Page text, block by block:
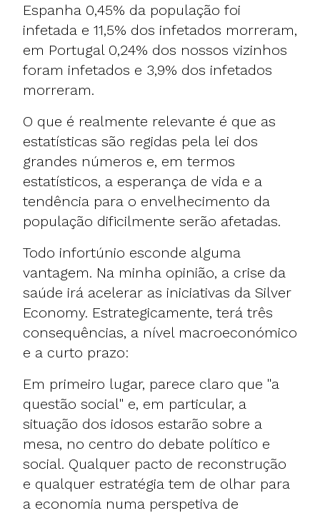
Espanha 0,45% da população foi
infetada e 11,5% dos infetados morreram,
em Portugal 0,24% dos nossos vizinhos
foram infetados e 3,9% dos infetados
morreram.
O que é realmente relevante é que as
estatísticas são regidas pela lei dos
grandes números e, em termos
estatísticos, a esperança de vida e a
tendência para o envelhecimento da
população dificilmente serão afetadas.
Todo infortúnio esconde alguma
vantagem. Na minha opinião, a crise da
saúde irá acelerar as iniciativas da Silver
Economy. Estrategicamente, terá três
consequências, a nível macroeconómico
e a curto prazo:
Em primeiro lugar, parece claro que "a
questão social" e, em particular, a
situação dos idosos estarão sobre a
mesa, no centro do debate político e
social. Qualquer pacto de reconstrução
e qualquer estratégia tem de olhar para
a economia numa perspetiva de